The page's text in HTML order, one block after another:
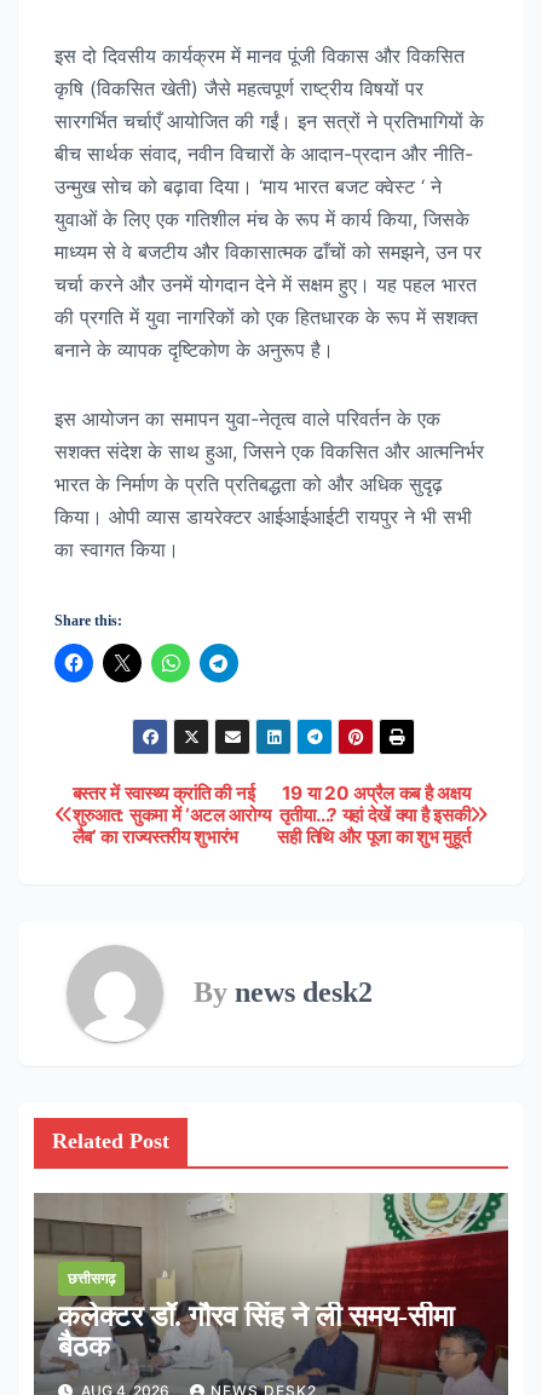
इस दो दिवसीय कार्यक्रम में मानव पूंजी विकास और विकसित
कृषि (विकसित खेती) जैसे महत्वपूर्ण राष्ट्रीय विषयों पर
सारगर्भित चर्चाएँ आयोजित की गईं। इन सत्रों ने प्रतिभागियों के
बीच सार्थक संवाद, नवीन विचारों के आदान-प्रदान और नीति-
उन्मुख सोच को बढ़ावा दिया। ‘माय भारत बजट क्वेस्ट ‘ ने
युवाओं के लिए एक गतिशील मंच के रूप में कार्य किया, जिसके
माध्यम से वे बजटीय और विकासात्मक ढाँचों को समझने, उन पर
चर्चा करने और उनमें योगदान देने में सक्षम हुए। यह पहल भारत
की प्रगति में युवा नागरिकों को एक हितधारक के रूप में सशक्त
बनाने के व्यापक दृष्टिकोण के अनुरूप है।
इस आयोजन का समापन युवा-नेतृत्व वाले परिवर्तन के एक
सशक्त संदेश के साथ हुआ, जिसने एक विकसित और आत्मनिर्भर
भारत के निर्माण के प्रति प्रतिबद्धता को और अधिक सुदृढ़
किया। ओपी व्यास डायरेक्टर आईआईआईटी रायपुर ने भी सभी
का स्वागत किया।
Share this:
Post
navigation
19 या 20 अप्रैल कब है अक्षय
तृतीया…? यहां देखें क्या है इसकी
सही तिथि और पूजा का शुभ मुहूर्त
बस्तर में स्वास्थ्य क्रांति की नई
शुरुआत: सुकमा में ‘अटल आरोग्य
लैब’ का राज्यस्तरीय शुभारंभ
By news desk2
Related Post
छत्तीसगढ़
कलेक्टर डॉ. गौरव सिंह ने ली समय-सीमा
बैठक
AUG 4, 2026 NEWS DESK2